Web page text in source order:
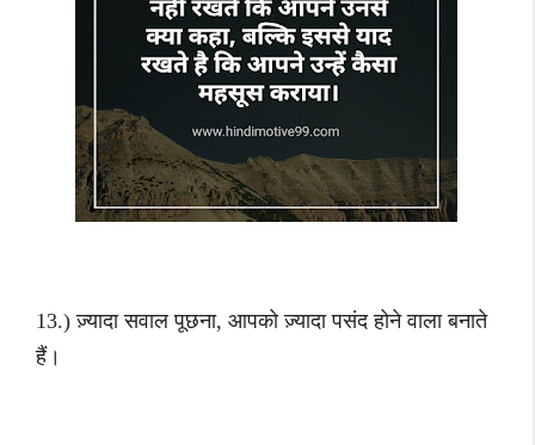
13.) ज़्यादा सवाल पूछना, आपको ज़्यादा पसंद होने वाला बनाते
हैं।